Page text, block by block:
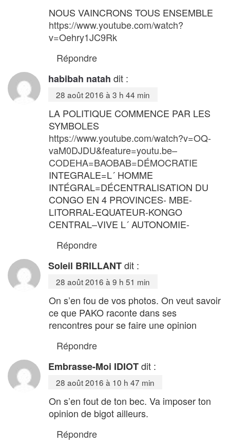
NOUS VAINCRONS TOUS ENSEMBLE
https://www.youtube.com/watch?
v=Oehry1JC9Rk
Répondre
habibah natah dit :
28 août 2016 à 3 h 44 min
LA POLITIQUE COMMENCE PAR LES
SYMBOLES
https://www.youtube.com/watch?v=OQ-
vaM0DJDU&feature=youtu.be–
CODEHA=BAOBAB=DÉMOCRATIE
INTEGRALE=L´ HOMME
INTÉGRAL=DÉCENTRALISATION DU
CONGO EN 4 PROVINCES- MBE-
LITORRAL-EQUATEUR-KONGO
CENTRAL–VIVE L´ AUTONOMIE-
Répondre
Soleil BRILLANTdit :
28 août 2016 à 9 h 51 min
On s’en fou de vos photos. On veut savoir
ce que PAKO raconte dans ses
rencontres pour se faire une opinion
Répondre
Embrasse-Moi IDIOTdit :
28 août 2016 à 10 h 47 min
On s’en fout de ton bec. Va imposer ton
opinion de bigot ailleurs.
Répondre